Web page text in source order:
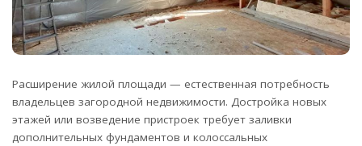
Расширение жилой площади — естественная потребность
владельцев загородной недвижимости. Достройка новых
этажей или возведение пристроек требует заливки
дополнительных фундаментов и колоссальных